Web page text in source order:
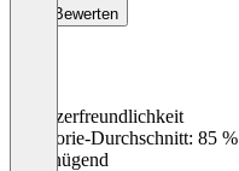
Bewerten
Benutzerfreundlichkeit
Kategorie-Durchschnitt: 85 %
Ungenügend